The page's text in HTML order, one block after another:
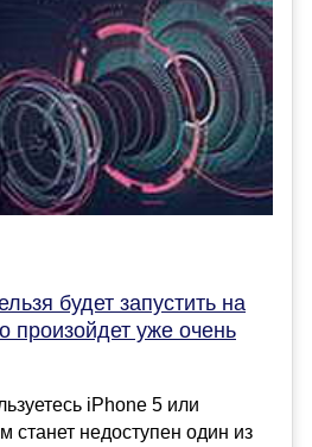
будет запустить на
произойдет уже очень
iPhone 5 или
станет недоступен один из